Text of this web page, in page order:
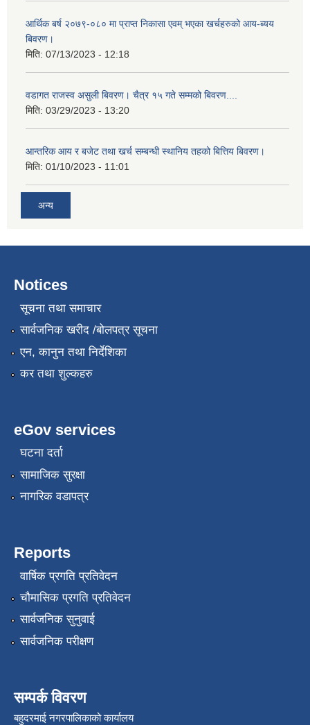
आर्थिक बर्ष २०७९-०८० मा प्राप्त निकासा एवम् भएका खर्चहरुको आय-ब्यय
बिवरण।
मिति: 07/13/2023 - 12:18
वडागत राजस्व असुली बिवरण। चैत्र १५ गते सम्मको बिवरण....
मिति: 03/29/2023 - 13:20
आन्तरिक आय र बजेट तथा खर्च सम्बन्धी स्थानिय तहको बित्तिय बिवरण।
मिति: 01/10/2023 - 11:01
अन्य
Notices
सूचना तथा समाचार
सार्वजनिक खरीद /बोलपत्र सूचना
एन, कानुन तथा निर्देशिका
कर तथा शुल्कहरु
eGov services
घटना दर्ता
सामाजिक सुरक्षा
नागरिक वडापत्र
Reports
वार्षिक प्रगति प्रतिवेदन
चौमासिक प्रगति प्रतिवेदन
सार्वजनिक सुनुवाई
सार्वजनिक परीक्षण
सम्पर्क विवरण
बहुदरमाई नगरपालिकाको कार्यालय